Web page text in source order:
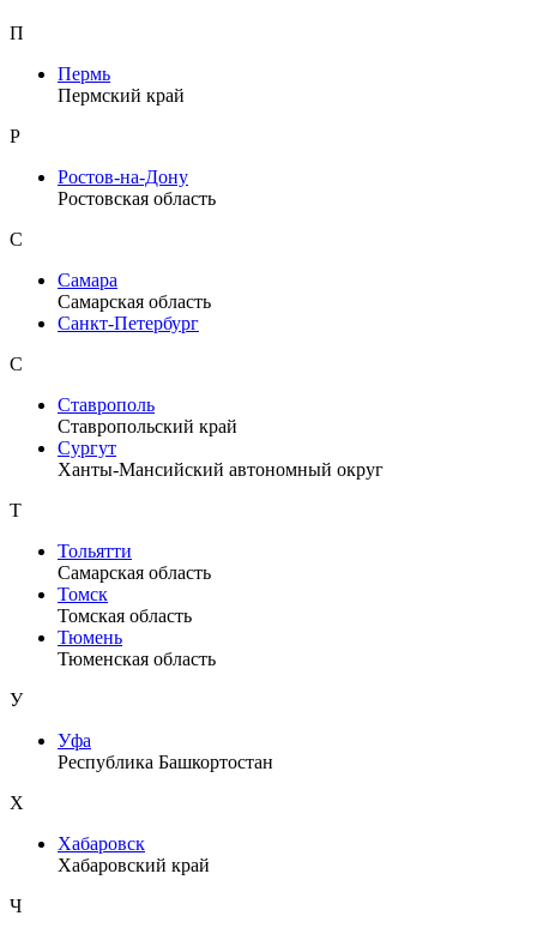
П
Пермь
Пермский край
Р
Ростов-на-Дону
Ростовская область
С
Самара
Самарская область
Санкт-Петербург
С
Ставрополь
Ставропольский край
Сургут
Ханты-Мансийский автономный округ
Т
Тольятти
Самарская область
Томск
Томская область
Тюмень
Тюменская область
У
Уфа
Республика Башкортостан
Х
Хабаровск
Хабаровский край
Ч